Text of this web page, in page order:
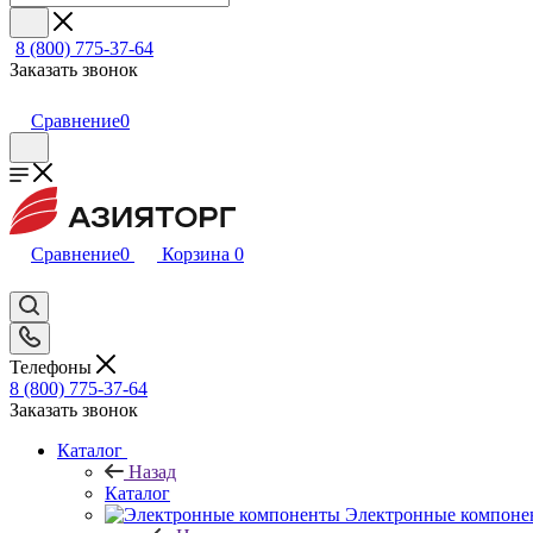
8 (800) 775-37-64
Заказать звонок
Сравнение0
Сравнение0 Корзина 0
Телефоны
8 (800) 775-37-64
Заказать звонок
Каталог
Назад
Каталог
Электронные